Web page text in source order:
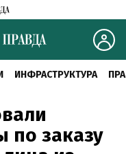
ИНФРАСТРУКТУРА
по заказу